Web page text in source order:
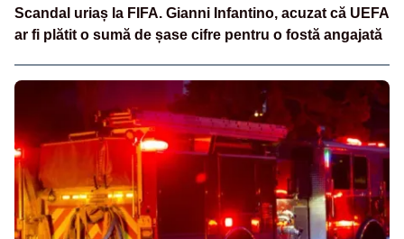
Scandal uriaș la FIFA. Gianni Infantino, acuzat că UEFA
ar fi plătit o sumă de șase cifre pentru o fostă angajată